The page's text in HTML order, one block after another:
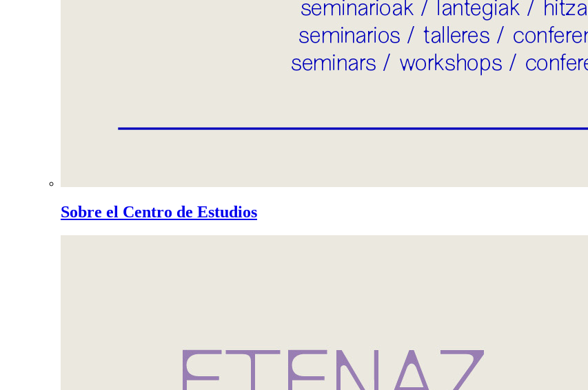
Sobre el Centro de Estudios